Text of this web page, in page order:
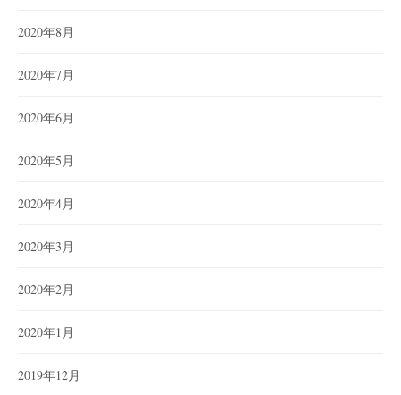
2020年8月
2020年7月
2020年6月
2020年5月
2020年4月
2020年3月
2020年2月
2020年1月
2019年12月